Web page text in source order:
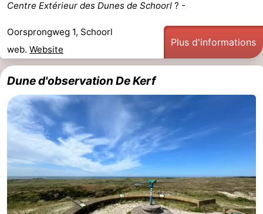
Centre Extérieur des Dunes de Schoorl ? -
Oorsprongweg 1, Schoorl
web. Website
Plus d'informations
Dune d'observation De Kerf